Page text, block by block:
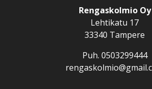
Rengaskolmio Oy
Lehtikatu 17
33340 Tampere
Puh. 0503299444